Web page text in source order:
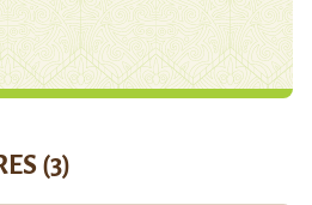
(3)